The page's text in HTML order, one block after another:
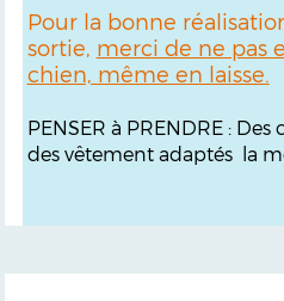
Pour la bonne
sortie, merci de ne pas
chien, même en laisse.
PENSER à PRENDRE :
des vêtement adaptés la